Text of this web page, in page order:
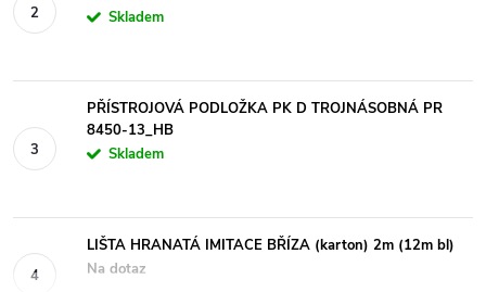
Skladem
PŘÍSTROJOVÁ PODLOŽKA PK D TROJNÁSOBNÁ PR
8450-13_HB
Skladem
LIŠTA HRANATÁ IMITACE BŘÍZA (karton) 2m (12m bl)
Na dotaz